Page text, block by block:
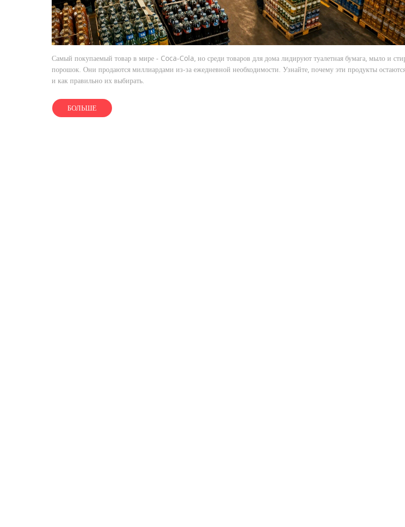
Самый покупаемый товар в мире - Coca-Cola, но среди товаров для дома лидируют туалетная бумага, мыло и
порошок. Они продаются миллиардами из-за ежедневной необходимости. Узнайте, почему эти продукты
и как правильно их выбирать.
БОЛЬШЕ